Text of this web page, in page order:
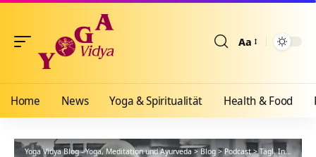
Aa
Home News Yoga & Spiritualität Health & Food
Yoga Vidya Blog - Yoga, Meditation und Ayurveda>Blog >Podcast>Tägl. Inspiration